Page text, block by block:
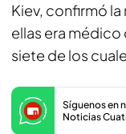
Kiev, confirmó
ellas era médico
siete de los
Síguenos en
Noticias